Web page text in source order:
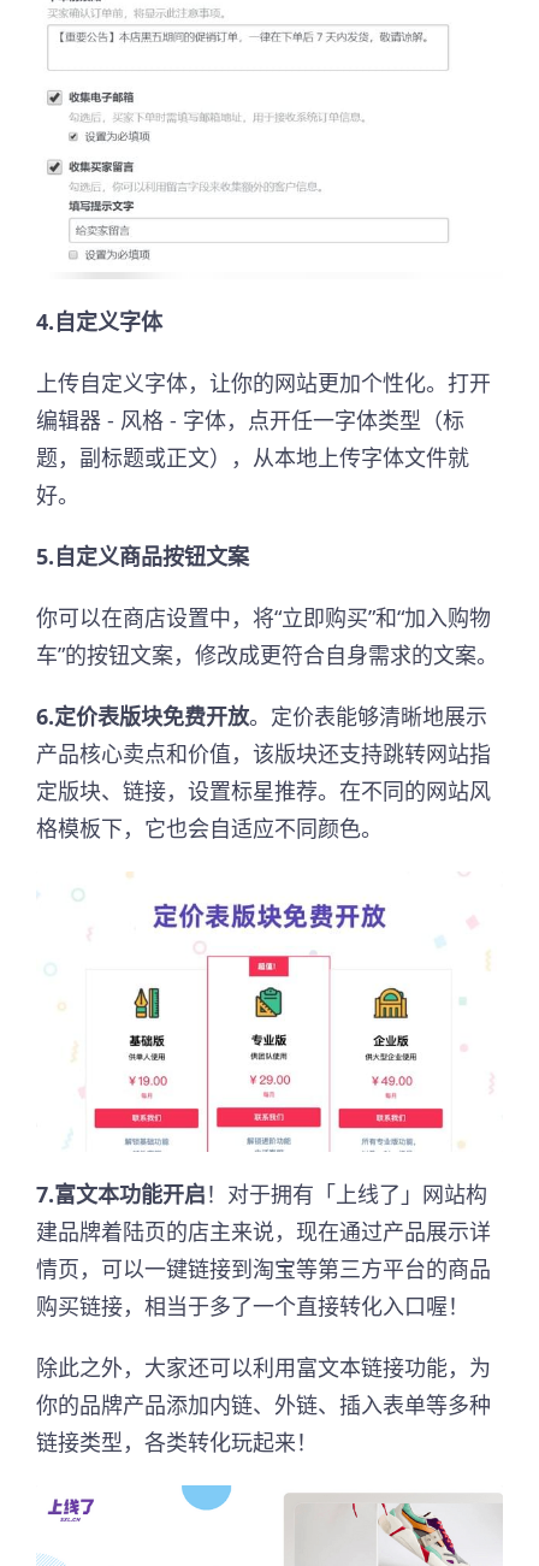
4.自定义字体
上传自定义字体，让你的网站更加个性化。打开
编辑器 - 风格 - 字体，点开任一字体类型（标
题，副标题或正⽂），从本地上传字体文件就
好。
5.自定义商品按钮文案
你可以在商店设置中，将“立即购买”和“加入购物
车”的按钮文案，修改成更符合自身需求的文案。
6.定价表版块免费开放。定价表能够清晰地展示
产品核心卖点和价值，该版块还支持跳转网站指
定版块、链接，设置标星推荐。在不同的网站风
格模板下，它也会自适应不同颜色。
7.富文本功能开启！对于拥有「上线了」网站构
建品牌着陆页的店主来说，现在通过产品展示详
情页，可以一键链接到淘宝等第三方平台的商品
购买链接，相当于多了一个直接转化入口喔！
除此之外，大家还可以利用富文本链接功能，为
你的品牌产品添加内链、外链、插入表单等多种
链接类型，各类转化玩起来！